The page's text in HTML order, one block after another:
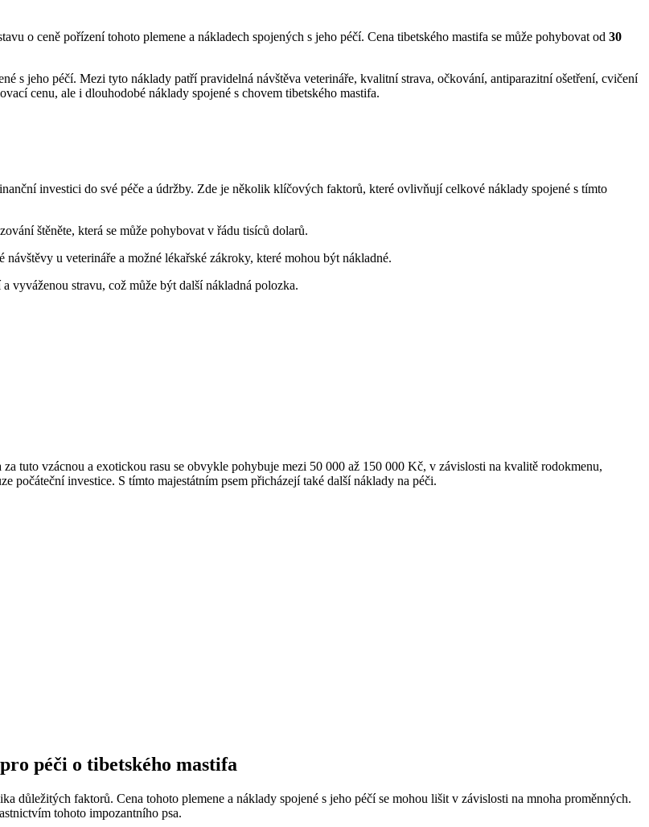
o ceně pořízení tohoto plemene a nákladech spojených s jeho péčí. Cena tibetského mastifa se může pohybovat od 30
s jeho péčí. Mezi tyto náklady patří pravidelná návštěva veterináře, kvalitní strava, očkování, antiparazitní ošetření, cvičení
cenu, ale i dlouhodobé náklady spojené s chovem tibetského mastifa.
investici do své péče a údržby. Zde je několik klíčových faktorů, které ovlivňují celkové náklady spojené s tímto
štěněte, která se může pohybovat v řádu tisíců dolarů.
u veterináře a možné lékařské zákroky, které mohou být nákladné.
vyváženou stravu, což může být další nákladná polozka.
tuto vzácnou a exotickou rasu se obvykle pohybuje mezi 50 000 až 150 000 Kč, v závislosti na kvalitě rodokmenu,
počáteční investice. S tímto majestátním psem přicházejí také další náklady na péči.
péči o tibetského mastifa
důležitých faktorů. Cena tohoto plemene a náklady spojené s jeho péčí se mohou lišit v závislosti na mnoha proměnných.
tohoto impozantního psa.